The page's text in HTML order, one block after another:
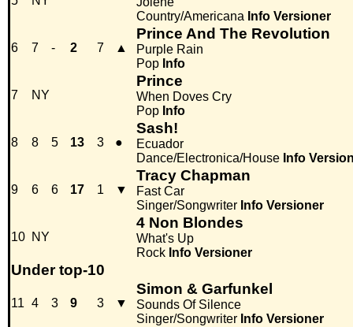
Country/Americana Info Versioner
6 7 - 2 7 ▲
Prince And The Revolution
Purple Rain
Pop Info
7 NY
Prince
When Doves Cry
Pop Info
8 8 5 13 3 ●
Sash!
Ecuador
Dance/Electronica/House Info
9 6 6 17 1 ▼
Tracy Chapman
Fast Car
Singer/Songwriter Info Versioner
10 NY
4 Non Blondes
What's Up
Rock Info Versioner
Under top-10
11 4 3 9 3 ▼
Simon & Garfunkel
Sounds Of Silence
Singer/Songwriter Info Versioner